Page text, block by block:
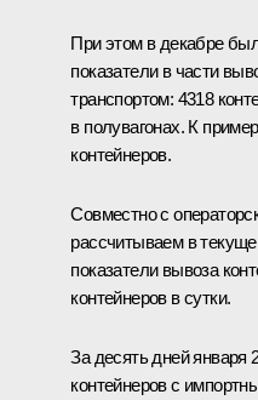
При этом в декабре
показатели в части
транспортом: 4318
в полувагонах. К
контейнеров.
Совместно с
рассчитываем в
показатели вывоза
контейнеров в сутки.
За десять дней января
контейнеров с